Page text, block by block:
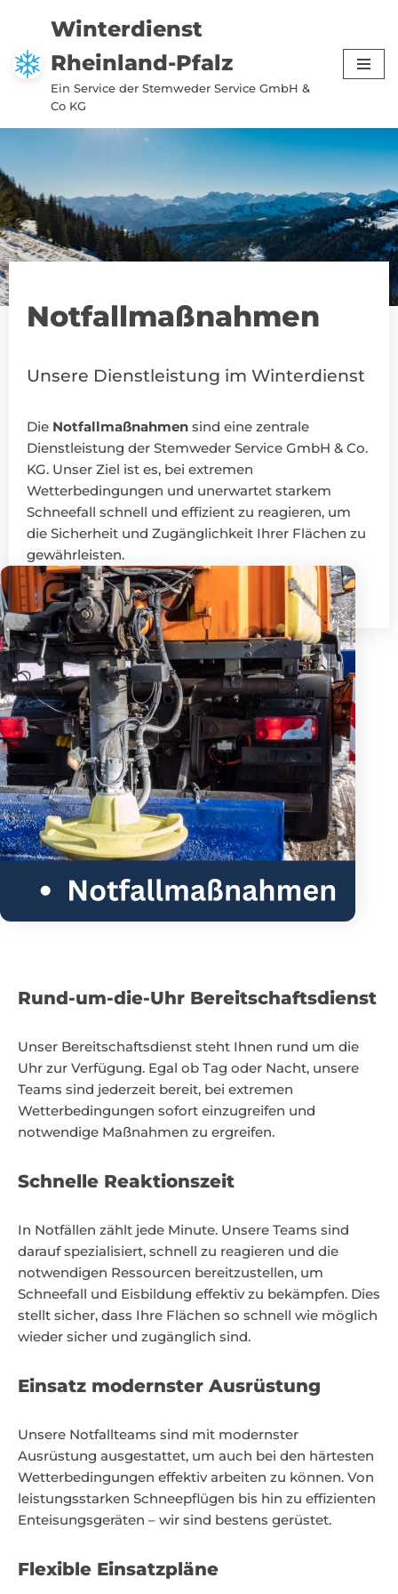
Zum
Inhalt
springen
Winterdienst
Rheinland-Pfalz
Ein Service der Stemweder Service GmbH &
Co KG
Notfallmaßnahmen
Unsere Dienstleistung im Winterdienst
Die Notfallmaßnahmen sind eine zentrale
Dienstleistung der Stemweder Service GmbH & Co.
KG. Unser Ziel ist es, bei extremen
Wetterbedingungen und unerwartet starkem
Schneefall schnell und effizient zu reagieren, um
die Sicherheit und Zugänglichkeit Ihrer Flächen zu
gewährleisten.
Rund-um-die-Uhr Bereitschaftsdienst
Unser Bereitschaftsdienst steht Ihnen rund um die
Uhr zur Verfügung. Egal ob Tag oder Nacht, unsere
Teams sind jederzeit bereit, bei extremen
Wetterbedingungen sofort einzugreifen und
notwendige Maßnahmen zu ergreifen.
Schnelle Reaktionszeit
In Notfällen zählt jede Minute. Unsere Teams sind
darauf spezialisiert, schnell zu reagieren und die
notwendigen Ressourcen bereitzustellen, um
Schneefall und Eisbildung effektiv zu bekämpfen. Dies
stellt sicher, dass Ihre Flächen so schnell wie möglich
wieder sicher und zugänglich sind.
Einsatz modernster Ausrüstung
Unsere Notfallteams sind mit modernster
Ausrüstung ausgestattet, um auch bei den härtesten
Wetterbedingungen effektiv arbeiten zu können. Von
leistungsstarken Schneepflügen bis hin zu effizienten
Enteisungsgeräten – wir sind bestens gerüstet.
Flexible Einsatzpläne